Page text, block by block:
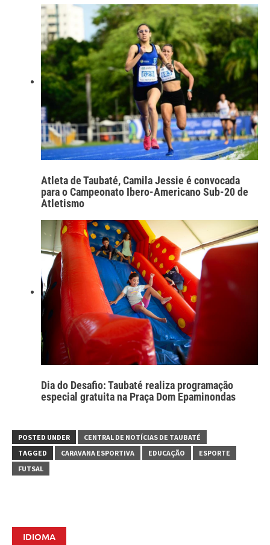
Atleta de Taubaté, Camila Jessie é convocada
para o Campeonato Ibero-Americano Sub-20 de
Atletismo
Dia do Desafio: Taubaté realiza programação
especial gratuita na Praça Dom Epaminondas
POSTED UNDER
CENTRAL DE NOTÍCIAS DE TAUBATÉ
TAGGED
CARAVANA ESPORTIVA EDUCAÇÃO
ESPORTE
FUTSAL
IDIOMA